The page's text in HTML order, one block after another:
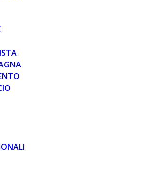
di Canterville" in
di Pordenone.
presso il Teatro Pileo
alle ore 20:30, la Pro